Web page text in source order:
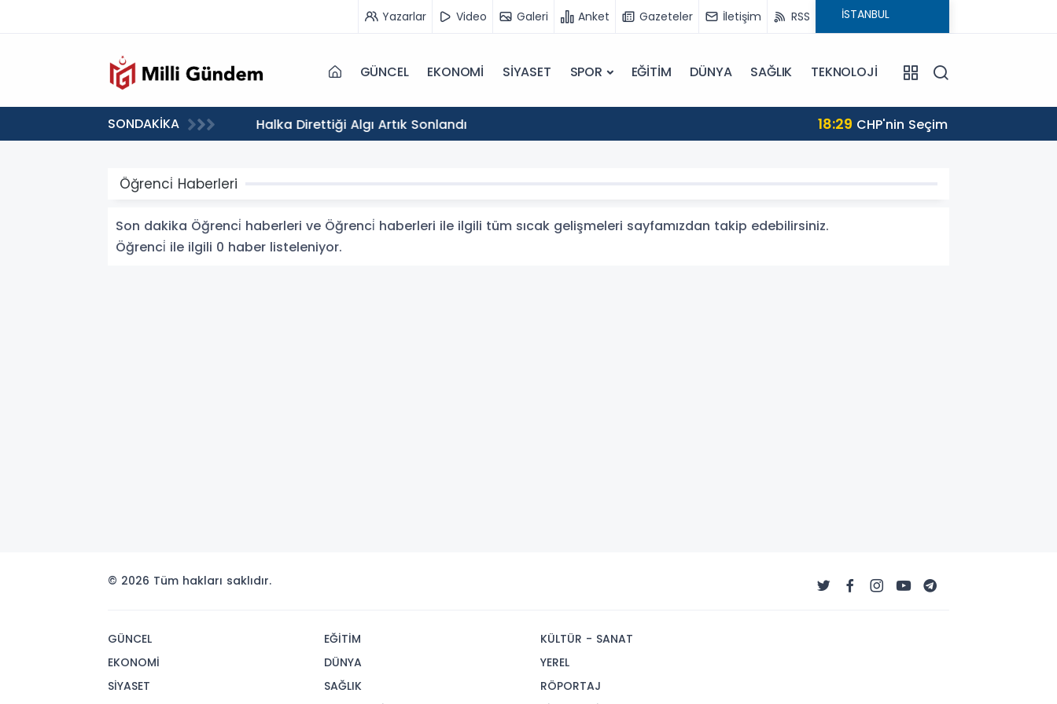
Yazarlar Video Galeri Anket Gazeteler İletişim RSS
GÜNCEL EKONOMİ SİYASET SPOR EĞİTİM DÜNYA SAĞLIK TEKNOLOJİ
SONDAKİKA 18:29 CHP'nin Seçim İçin Halka Direttiği Algı Artık Sonlandı
Öğrenci̇ Haberleri
Son dakika Öğrenci̇ haberleri ve Öğrenci̇ haberleri ile ilgili tüm sıcak gelişmeleri sayfamızdan takip edebilirsiniz.
Öğrenci̇ ile ilgili 0 haber listeleniyor.
© 2026 Tüm hakları saklıdır.
GÜNCEL
EKONOMİ
SİYASET
EĞİTİM
DÜNYA
SAĞLIK
KÜLTÜR - SANAT
YEREL
RÖPORTAJ